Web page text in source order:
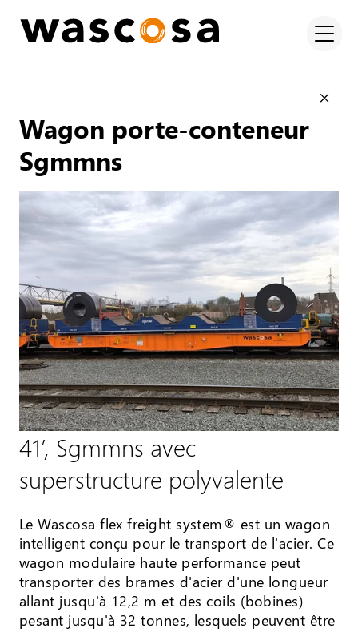
Wagon porte-conteneur
Sgmmns
41’, Sgmmns avec
superstructure polyvalente
Le Wascosa flex freight system® est un wagon
intelligent conçu pour le transport de l'acier. Ce
wagon modulaire haute performance peut
transporter des brames d'acier d'une longueur
allant jusqu'à 12,2 m et des coils (bobines)
pesant jusqu'à 32 tonnes, lesquels peuvent être